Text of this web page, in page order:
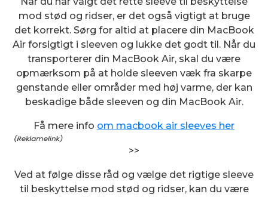
mod stød og ridser, er det også vigtigt at bruge
det korrekt. Sørg for altid at placere din MacBook
Air forsigtigt i sleeven og lukke det godt til. Når du
transporterer din MacBook Air, skal du være
opmærksom på at holde sleeven væk fra skarpe
genstande eller områder med høj varme, der kan
beskadige både sleeven og din MacBook Air.
Få mere info om macbook air sleeves her
>>
Ved at følge disse råd og vælge det rigtige sleeve
til beskyttelse mod stød og ridser, kan du være